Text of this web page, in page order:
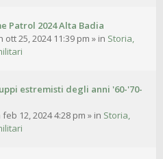
Patrol 2024 Alta Badia
ott 25, 2024 11:39 pm » in Storia,
estremisti degli anni '60-'70-
feb 12, 2024 4:28 pm » in Storia,